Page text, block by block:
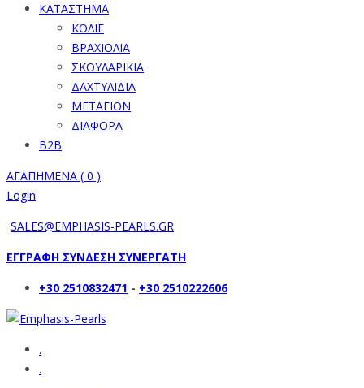
ΚΑΤΑΣΤΗΜΑ
ΚΟΛΙΕ
ΒΡΑΧΙΟΛΙΑ
ΣΚΟΥΛΑΡΙΚΙΑ
ΔΑΧΤΥΛΙΔΙΑ
ΜΕΤΑΓΙΟΝ
ΔΙΑΦΟΡΑ
B2B
ΑΓΑΠΗΜΕΝΑ ( 0 )
Login
SALES@EMPHASIS-PEARLS.GR
ΕΓΓΡΑΦΗ ΣΥΝΔΕΣΗ ΣΥΝΕΡΓΑΤΗ
+30 2510832471 - +30 2510222606
.
.